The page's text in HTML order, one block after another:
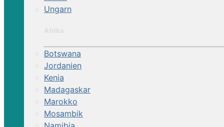
Ungarn
Botswana
Jordanien
Kenia
Madagaskar
Marokko
Mosambik